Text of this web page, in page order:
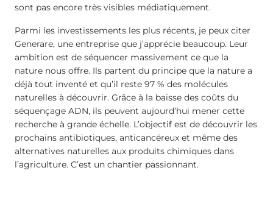
sont pas encore très visibles médiatiquement.
Parmi les investissements les plus récents, je peux citer
Generare, une entreprise que j’apprécie beaucoup. Leur
ambition est de séquencer massivement ce que la
nature nous offre. Ils partent du principe que la nature a
déjà tout inventé et qu’il reste 97 % des molécules
naturelles à découvrir. Grâce à la baisse des coûts du
séquençage ADN, ils peuvent aujourd’hui mener cette
recherche à grande échelle. L’objectif est de découvrir les
prochains antibiotiques, anticancéreux et même des
alternatives naturelles aux produits chimiques dans
l’agriculture. C’est un chantier passionnant.